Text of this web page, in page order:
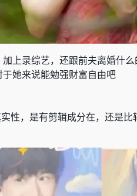
上录综艺，还跟前夫离婚什
她来说能勉强财富自由吧
性，是有剪辑成分在，还是